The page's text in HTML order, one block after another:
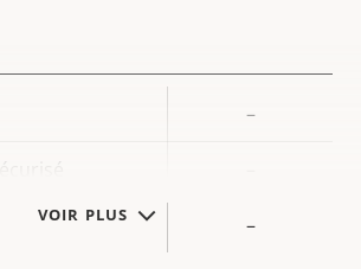
VOIR PLUS
–
–